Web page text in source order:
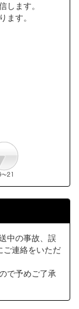
します。
ます。
中の事故、誤
ご連絡をいただ
で予めご了承